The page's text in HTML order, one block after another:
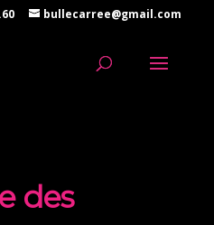
bullecarree@gmail.com
des